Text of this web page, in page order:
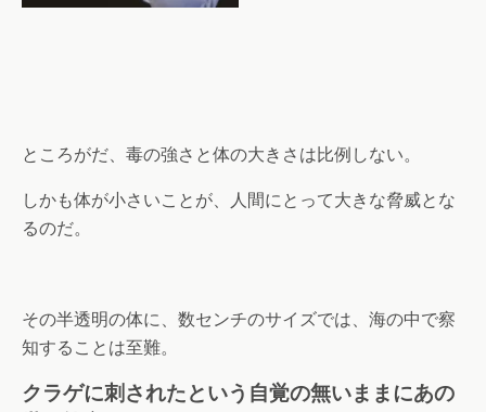
ところがだ、毒の強さと体の大きさは比例しない。
しかも体が小さいことが、人間にとって大きな脅威とな
るのだ。
その半透明の体に、数センチのサイズでは、海の中で察
知することは至難。
クラゲに刺されたという自覚の無いままにあの